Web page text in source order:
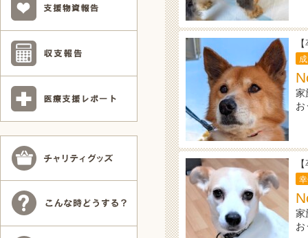
家
お
家
お